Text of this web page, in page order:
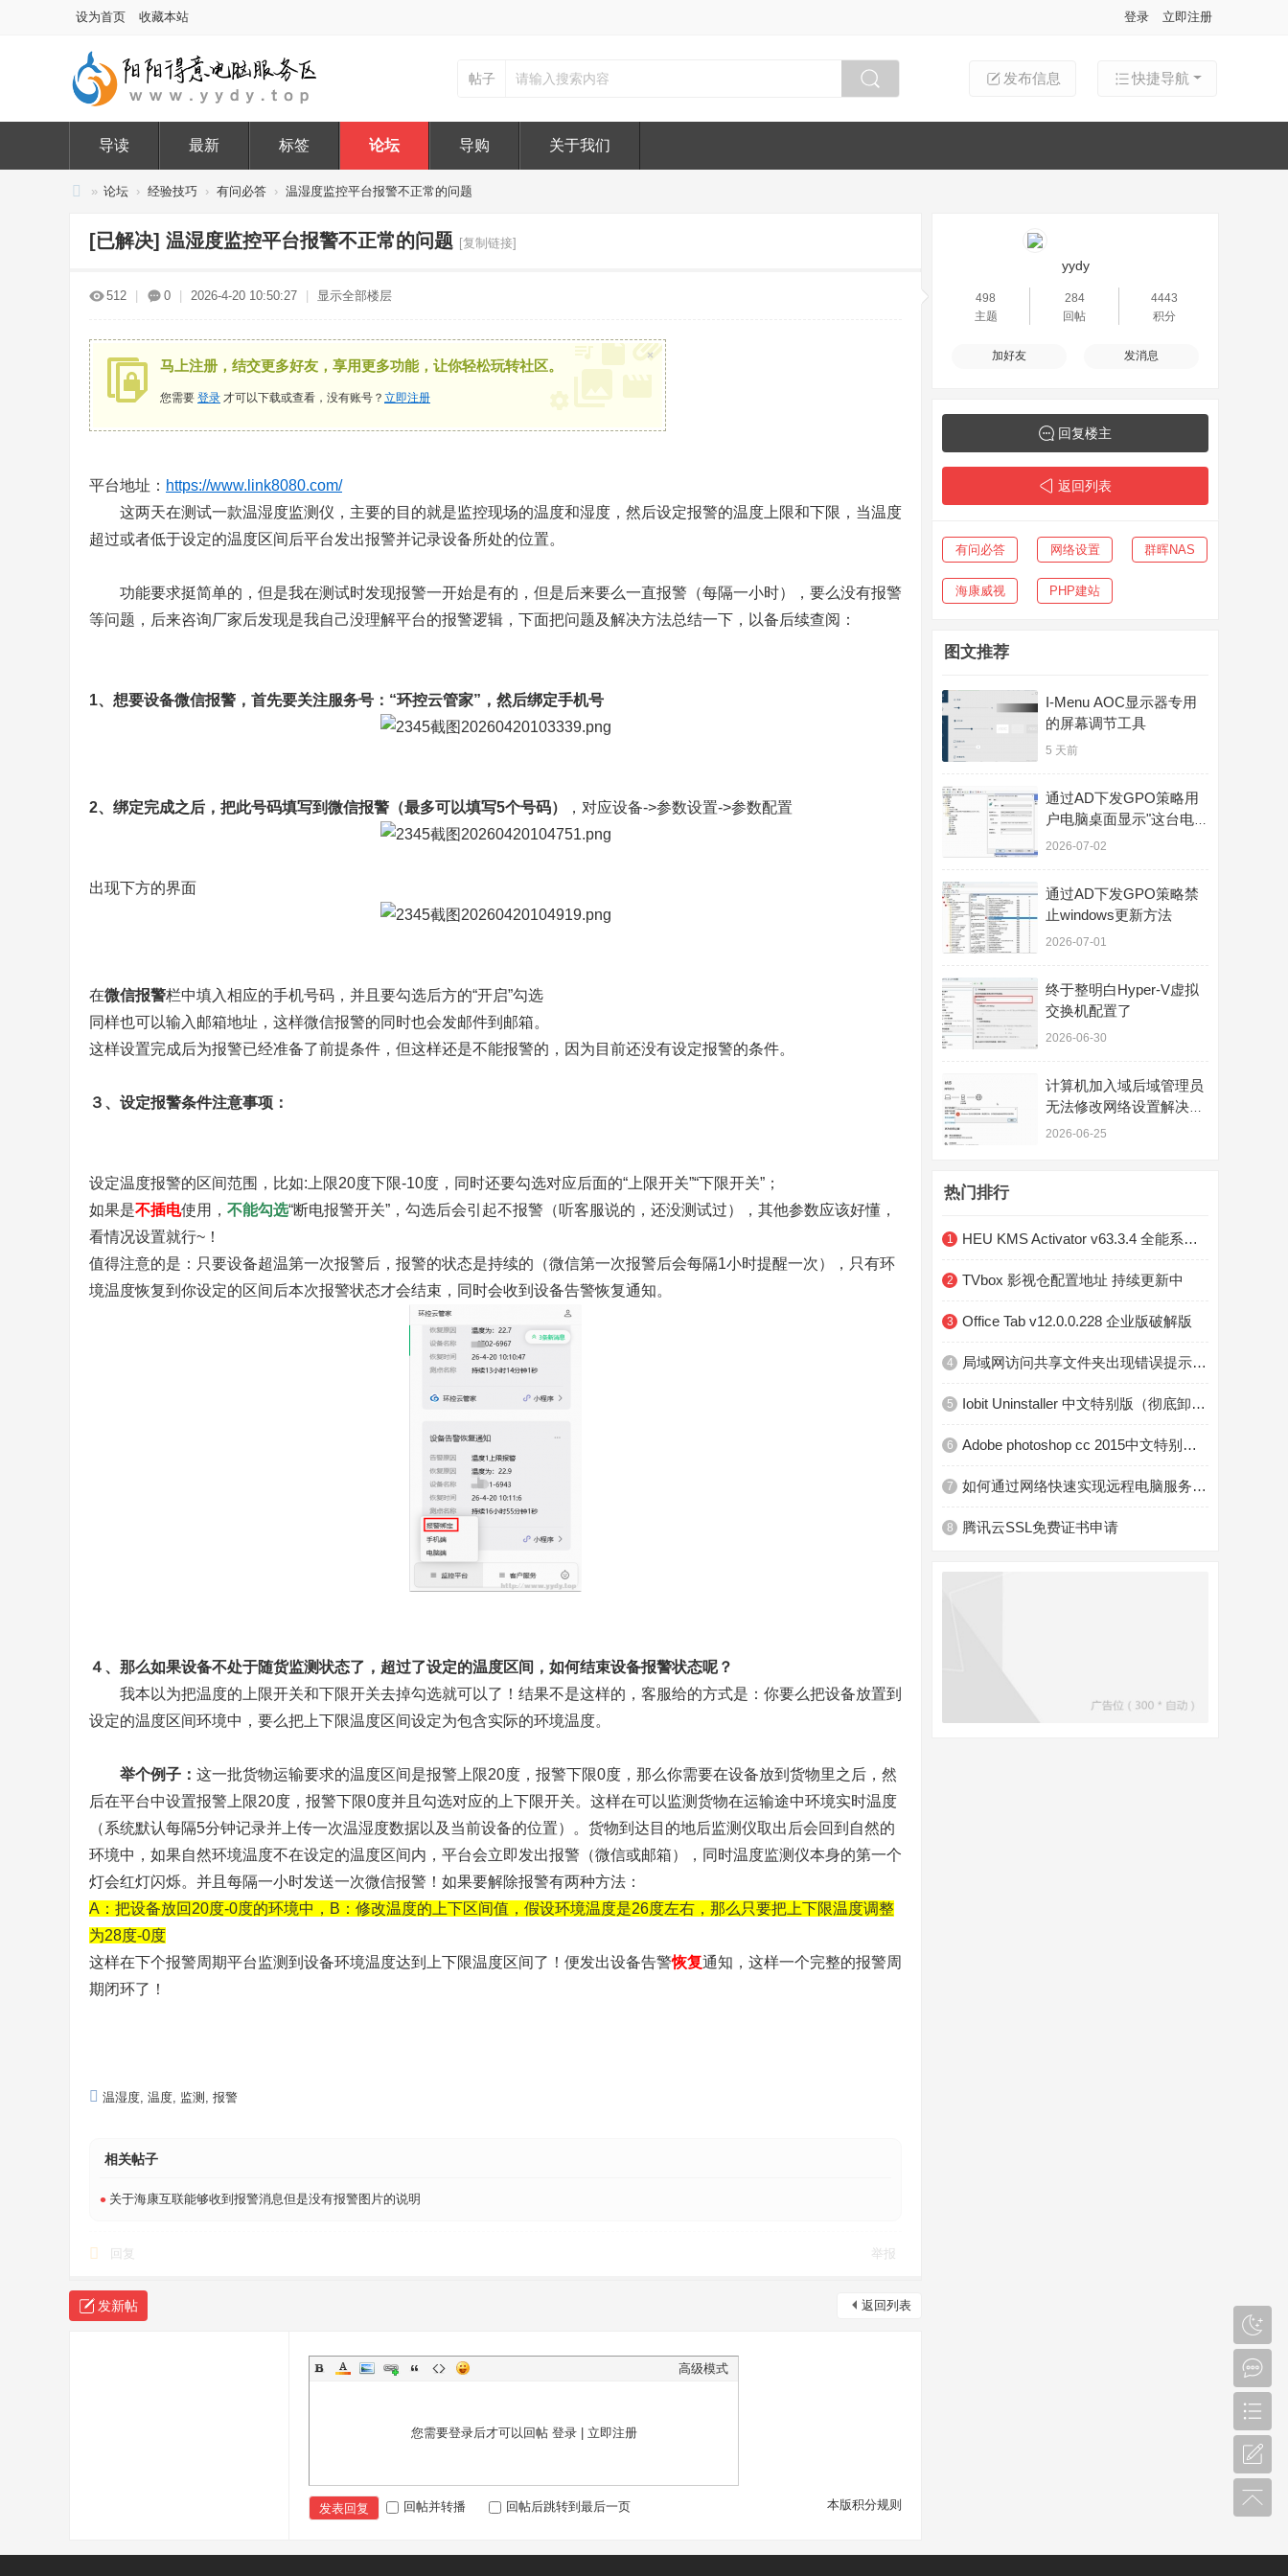
设为首页 收藏本站 登录 立即注册
快捷导航
发布信息
帖子
导读 最新 标签 论坛 导购 关于我们
» 论坛 › 经验技巧 › 有问必答 › 温湿度监控平台报警不正常的问题
[已解决] 温湿度监控平台报警不正常的问题 [复制链接]
512 0 2026-4-20 10:50:27 显示全部楼层
马上注册，结交更多好友，享用更多功能，让你轻松玩转社区。
您需要 登录 才可以下载或查看，没有账号？ 立即注册
×
平台地址： https://www.link8080.com/
这两天在测试一款温湿度监测仪，主要的目的就是监控现场的温度和湿度，然后设定报警的温度上限和下限，当温度
超过或者低于设定的温度区间后平台发出报警并记录设备所处的位置。
功能要求挺简单的，但是我在测试时发现报警一开始是有的，但是后来要么一直报警（每隔一小时），要么没有报警
等问题，后来咨询厂家后发现是我自己没理解平台的报警逻辑，下面把问题及解决方法总结一下，以备后续查阅：
1、想要设备微信报警，首先要关注服务号：“环控云管家”，然后绑定手机号
2、绑定完成之后，把此号码填写到微信报警（最多可以填写5个号码） ，对应设备->参数设置->参数配置
出现下方的界面
在微信报警栏中填入相应的手机号码，并且要勾选后方的“开启”勾选
同样也可以输入邮箱地址，这样微信报警的同时也会发邮件到邮箱。
这样设置完成后为报警已经准备了前提条件，但这样还是不能报警的，因为目前还没有设定报警的条件。
３、设定报警条件注意事项：
设定温度报警的区间范围，比如:上限20度下限-10度，同时还要勾选对应后面的“上限开关”“下限开关”；
如果是不插电使用， 不能勾选“断电报警开关”，勾选后会引起不报警（听客服说的，还没测试过），其他参数应该好懂，
看情况设置就行~！
值得注意的是：只要设备超温第一次报警后，报警的状态是持续的（微信第一次报警后会每隔1小时提醒一次），只有环
境温度恢复到你设定的区间后本次报警状态才会结束，同时会收到设备告警恢复通知。
４、那么如果设备不处于随货监测状态了，超过了设定的温度区间，如何结束设备报警状态呢？
我本以为把温度的上限开关和下限开关去掉勾选就可以了！结果不是这样的，客服给的方式是：你要么把设备放置到
设定的温度区间环境中，要么把上下限温度区间设定为包含实际的环境温度。
举个例子： 这一批货物运输要求的温度区间是报警上限20度，报警下限0度，那么你需要在设备放到货物里之后，然
后在平台中设置报警上限20度，报警下限0度并且勾选对应的上下限开关。这样在可以监测货物在运输途中环境实时温度
（系统默认每隔5分钟记录并上传一次温湿度数据以及当前设备的位置）。货物到达目的地后监测仪取出后会回到自然的
环境中，如果自然环境温度不在设定的温度区间内，平台会立即发出报警（微信或邮箱），同时温度监测仪本身的第一个
灯会红灯闪烁。并且每隔一小时发送一次微信报警！如果要解除报警有两种方法：
A：把设备放回20度-0度的环境中，B：修改温度的上下区间值，假设环境温度是26度左右，那么只要把上下限温度调整
为28度-0度
这样在下个报警周期平台监测到设备环境温度达到上下限温度区间了！便发出设备告警恢复通知，这样一个完整的报警周
期闭环了！
温湿度, 温度, 监测 , 报警
相关帖子
• 关于海康互联能够收到报警消息但是没有报警图片的说明
回复 举报
返回列表
发新帖
高级模式
您需要登录后才可以回帖 登录| 立即注册
本版积分规则
发表回复 回帖并转播 回帖后跳转到最后一页
yydy
498
主题
284
回帖
4443
积分
加好友 发消息
回复楼主
返回列表
有问必答 网络设置 群晖NAS
海康威视 PHP建站
图文推荐
I-Menu AOC显示器专用
的屏幕调节工具
5 天前
通过AD下发GPO策略用
户电脑桌面显示"这台电
脑"等图标
2026-07-02
通过AD下发GPO策略禁
止windows更新方法
2026-07-01
终于整明白Hyper-V虚拟
交换机配置了
2026-06-30
计算机加入域后域管理员
无法修改网络设置解决办
法
2026-06-25
热门排行
1 HEU KMS Activator v63.3.4 全能系统数字许可激活工具
2 TVbox 影视仓配置地址 持续更新中
3 Office Tab v12.0.0.228 企业版破解版
4 局域网访问共享文件夹出现错误提示：出现了扩展错误
5 Iobit Uninstaller 中文特别版（彻底卸载不需要的软件）
6 Adobe photoshop cc 2015中文特别版(最适合Win7)
7 如何通过网络快速实现远程电脑服务-RdViewer篇
8 腾讯云SSL免费证书申请